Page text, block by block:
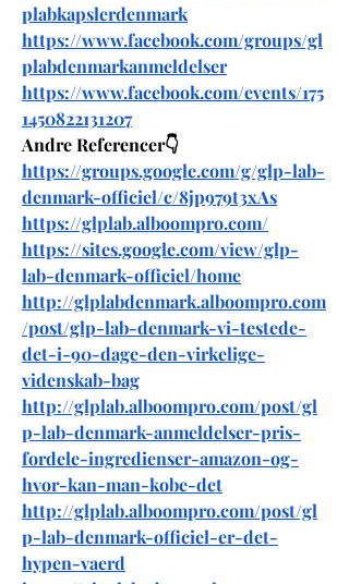
plabkapslerdenmark
https://www.facebook.com/groups/gl
plabdenmarkanmeldelser
https://www.facebook.com/events/175
1450822131207
Andre Referencer👇
https://groups.google.com/g/glp-lab-
denmark-officiel/c/8jp979t3xAs
https://glplab.alboompro.com/
https://sites.google.com/view/glp-
lab-denmark-officiel/home
http://glplabdenmark.alboompro.com
/post/glp-lab-denmark-vi-testede-
det-i-90-dage-den-virkelige-
videnskab-bag
http://glplab.alboompro.com/post/gl
p-lab-denmark-anmeldelser-pris-
fordele-ingredienser-amazon-og-
hvor-kan-man-kobe-det
http://glplab.alboompro.com/post/gl
p-lab-denmark-officiel-er-det-
hypen-vaerd